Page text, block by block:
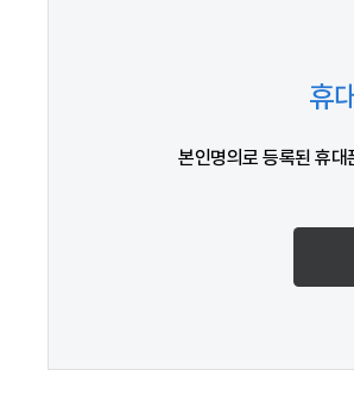
휴
본인명의로 등록된 휴